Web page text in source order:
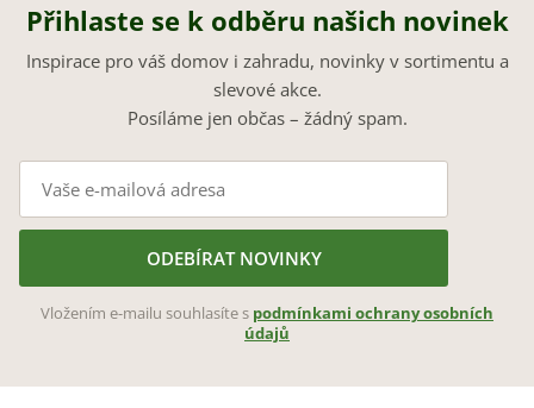
Přihlaste se k odběru našich novinek
Inspirace pro váš domov i zahradu, novinky v sortimentu a
slevové akce.
Posíláme jen občas – žádný spam.
ODEBÍRAT NOVINKY
Vložením e-mailu souhlasíte s podmínkami ochrany osobních
údajů